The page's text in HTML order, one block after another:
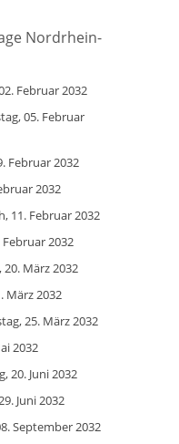
Nordrhein-
Februar 2032
05. Februar
Februar 2032
2032
11. Februar 2032
2032
März 2032
März 2032
25. März 2032
2032
20. Juni 2032
Juni 2032
September 2032